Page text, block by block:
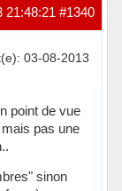
#1340
21:48:21
03-08-2013
point de vue
pas une
sinon